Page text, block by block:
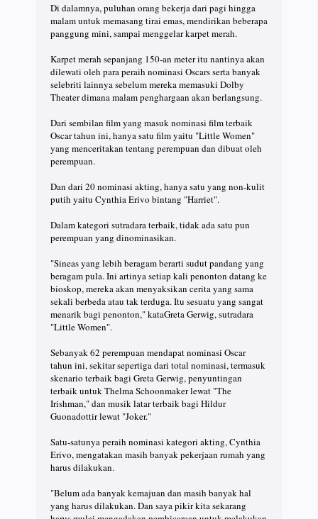
Di dalamnya, puluhan orang bekerja dari pagi hingga
malam untuk memasang tirai emas, mendirikan beberapa
panggung mini, sampai menggelar karpet merah.
Karpet merah sepanjang 150-an meter itu nantinya akan
dilewati oleh para peraih nominasi Oscars serta banyak
selebriti lainnya sebelum mereka memasuki Dolby
Theater dimana malam penghargaan akan berlangsung.
Dari sembilan film yang masuk nominasi film terbaik
Oscar tahun ini, hanya satu film yaitu "Little Women"
yang menceritakan tentang perempuan dan dibuat oleh
perempuan.
Dan dari 20 nominasi akting, hanya satu yang non-kulit
putih yaitu Cynthia Erivo bintang "Harriet".
Dalam kategori sutradara terbaik, tidak ada satu pun
perempuan yang dinominasikan.
"Sineas yang lebih beragam berarti sudut pandang yang
beragam pula. Ini artinya setiap kali penonton datang ke
bioskop, mereka akan menyaksikan cerita yang sama
sekali berbeda atau tak terduga. Itu sesuatu yang sangat
menarik bagi penonton," kataGreta Gerwig, sutradara
"Little Women".
Sebanyak 62 perempuan mendapat nominasi Oscar
tahun ini, sekitar sepertiga dari total nominasi, termasuk
skenario terbaik bagi Greta Gerwig, penyuntingan
terbaik untuk Thelma Schoonmaker lewat "The
Irishman," dan musik latar terbaik bagi Hildur
Guonadottir lewat "Joker."
Satu-satunya peraih nominasi kategori akting, Cynthia
Erivo, mengatakan masih banyak pekerjaan rumah yang
harus dilakukan.
"Belum ada banyak kemajuan dan masih banyak hal
yang harus dilakukan. Dan saya pikir kita sekarang